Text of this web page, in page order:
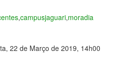
,campusjaguari,moradia
22 de Março de 2019, 14h00